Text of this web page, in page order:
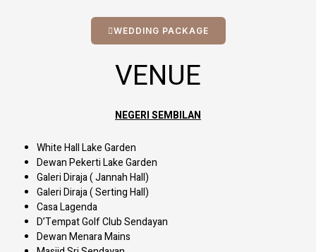
WEDDING PACKAGE
VENUE
NEGERI SEMBILAN
White Hall Lake Garden
Dewan Pekerti Lake Garden
Galeri Diraja ( Jannah Hall)
Galeri Diraja ( Serting Hall)
Casa Lagenda
D’Tempat Golf Club Sendayan
Dewan Menara Mains